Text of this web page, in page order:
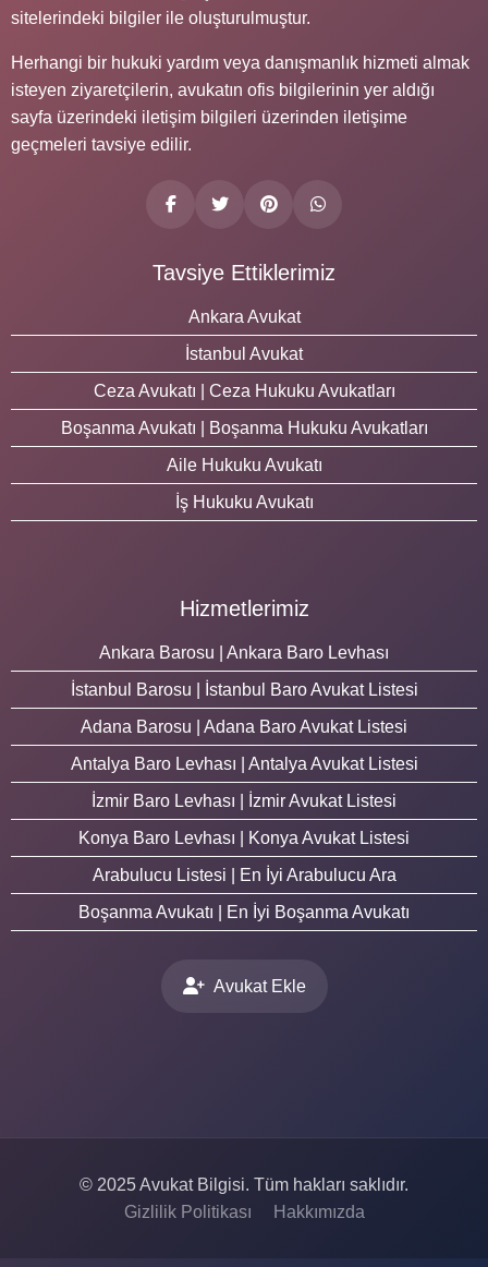
sitelerindeki bilgiler ile oluşturulmuştur.
Herhangi bir hukuki yardım veya danışmanlık hizmeti almak
isteyen ziyaretçilerin, avukatın ofis bilgilerinin yer aldığı
sayfa üzerindeki iletişim bilgileri üzerinden iletişime
geçmeleri tavsiye edilir.
Tavsiye Ettiklerimiz
Ankara Avukat
İstanbul Avukat
Ceza Avukatı | Ceza Hukuku Avukatları
Boşanma Avukatı | Boşanma Hukuku Avukatları
Aile Hukuku Avukatı
İş Hukuku Avukatı
Hizmetlerimiz
Ankara Barosu | Ankara Baro Levhası
İstanbul Barosu | İstanbul Baro Avukat Listesi
Adana Barosu | Adana Baro Avukat Listesi
Antalya Baro Levhası | Antalya Avukat Listesi
İzmir Baro Levhası | İzmir Avukat Listesi
Konya Baro Levhası | Konya Avukat Listesi
Arabulucu Listesi | En İyi Arabulucu Ara
Boşanma Avukatı | En İyi Boşanma Avukatı
Avukat Ekle
© 2025 Avukat Bilgisi. Tüm hakları saklıdır.
Gizlilik Politikası
Hakkımızda